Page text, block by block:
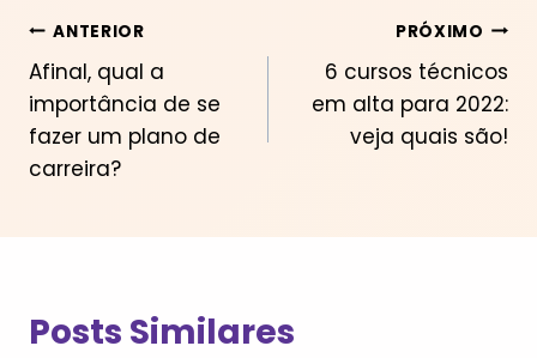
Navegação
de
Post
ANTERIOR
Afinal, qual a
importância de se
fazer um plano de
carreira?
PRÓXIMO
6 cursos técnicos
em alta para 2022:
veja quais são!
Posts Similares